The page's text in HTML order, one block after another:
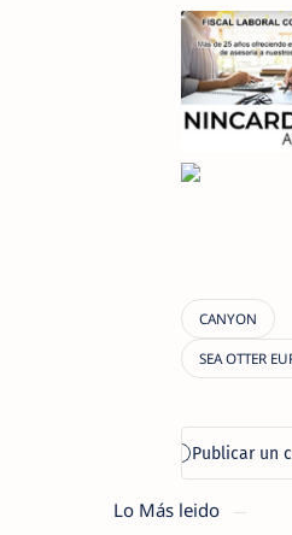
Lo Más leido